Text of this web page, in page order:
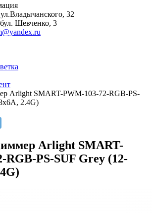
32
Шевченко, 3
Arlight SMART-PWM-103-72-RGB-PS-
2.4G)
Arlight SMART-
RGB-PS-SUF Grey (12-